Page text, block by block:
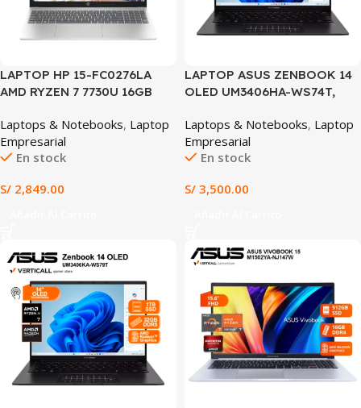
LAPTOP HP 15-FC0276LA
AMD RYZEN 7 7730U 16GB
11 (15-FC0276LA)
Laptops & Notebooks, Laptop
Empresarial
En stock
S/ 2,849.00
LAPTOP ASUS ZENBOOK 14
OLED UM3406HA-WS74T,
LPDDR5X, 512GB SSD, 14”
OLED Touch, Windows 11
Home, Ideal para Diseño,
Profesional
Laptops & Notebooks, Laptop
Empresarial
En stock
S/ 3,500.00
SALE